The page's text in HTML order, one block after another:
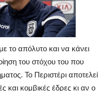
το απόλυτο και να κάνει
του στόχου του που
Το Περιστέρι αποτελεί
και κομβικές έδρες κι αν ο